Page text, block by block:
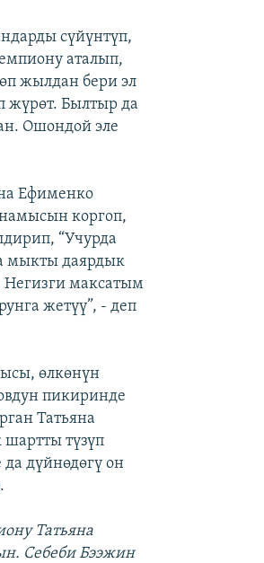
сүйүнтүп,
аталып,
жылдан бери эл
жүрөт. Былтыр да
Ошондой эле
Ефименко
коргоп,
“Учурда
мыкты даярдык
Негизги максатым
жетүү”, - деп
өлкөнүн
пикиринде
Татьяна
түзүп
да дүйнөдөгү он
Татьяна
Себеби Бээжин